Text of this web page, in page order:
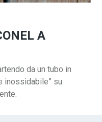
A
da un tubo in
inossidabile” su